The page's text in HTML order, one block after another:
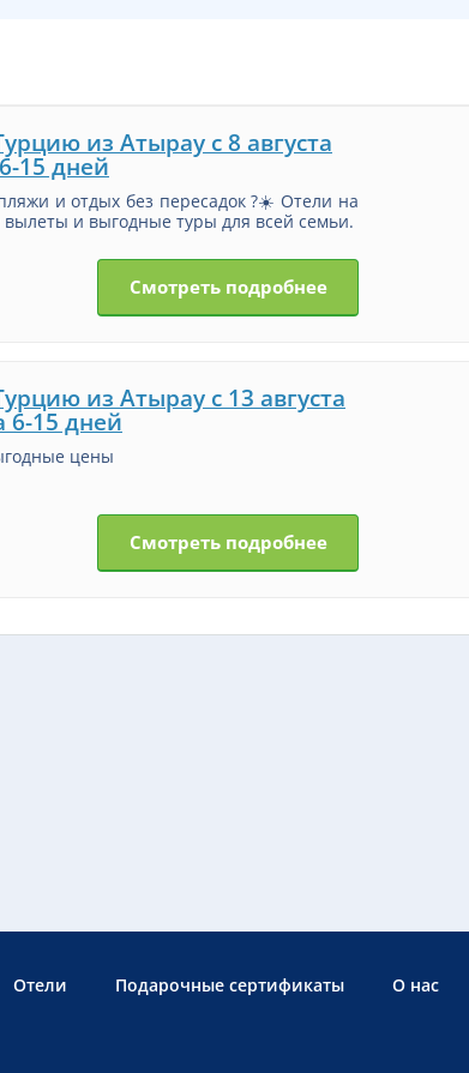
из Атырау с 8 августа
15 дней
и отдых без пересадок ?☀️ Отели на
и выгодные туры для всей семьи.
Смотреть подробнее
из Атырау с 13 августа
6-15 дней
цены
Смотреть подробнее
Отели Подарочные сертификаты О нас